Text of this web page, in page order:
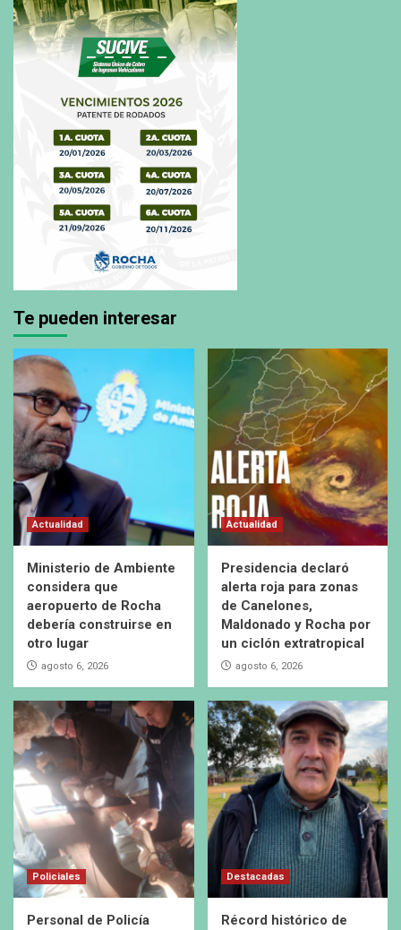
Te pueden interesar
Actualidad
Ministerio de Ambiente
considera que
aeropuerto de Rocha
debería construirse en
otro lugar
agosto 6, 2026
Actualidad
Presidencia declaró
alerta roja para zonas
de Canelones,
Maldonado y Rocha por
un ciclón extratropical
agosto 6, 2026
Policiales
Personal de Policía
Destacadas
Récord histórico de